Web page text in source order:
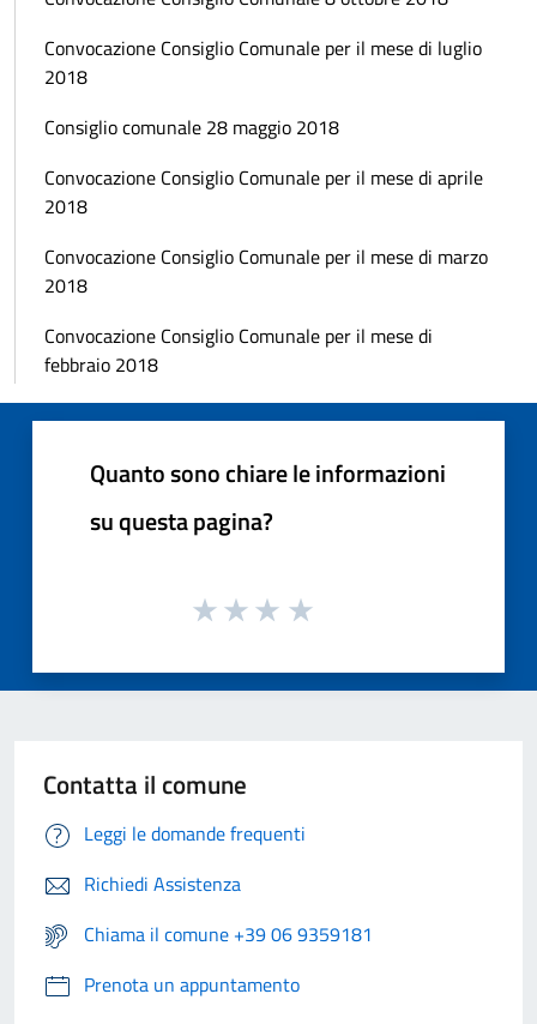
Convocazione Consiglio Comunale per il mese di luglio
2018
Consiglio comunale 28 maggio 2018
Convocazione Consiglio Comunale per il mese di aprile
2018
Convocazione Consiglio Comunale per il mese di marzo
2018
Convocazione Consiglio Comunale per il mese di
febbraio 2018
Quanto sono chiare le informazioni
su questa pagina?
Contatta il comune
Leggi le domande frequenti
Richiedi Assistenza
Chiama il comune +39 06 9359181
Prenota un appuntamento